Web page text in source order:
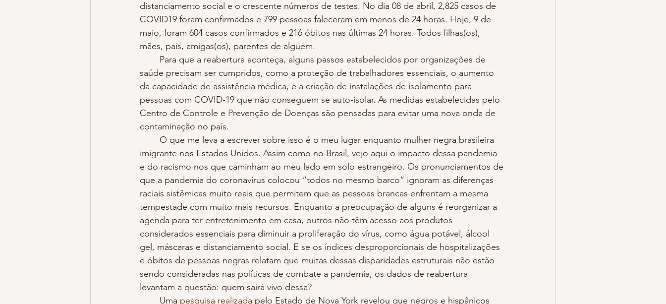
distanciamento social e o crescente números de testes. No dia 08 de abril, 2,825 casos de
COVID19 foram confirmados e 799 pessoas faleceram em menos de 24 horas. Hoje, 9 de
maio, foram 604 casos confirmados e 216 óbitos nas últimas 24 horas. Todos filhas(os),
mães, pais, amigas(os), parentes de alguém.
saúde precisam ser cumpridos, como a proteção de trabalhadores essenciais, o aumento
da capacidade de assistência médica, e a criação de instalações de isolamento para
pessoas com COVID-19 que não conseguem se auto-isolar. As medidas estabelecidas pelo
Centro de Controle e Prevenção de Doenças são pensadas para evitar uma nova onda de
contaminação no país.
imigrante nos Estados Unidos. Assim como no Brasil, vejo aqui o impacto dessa pandemia
e do racismo nos que caminham ao meu lado em solo estrangeiro. Os pronunciamentos de
que a pandemia do coronavírus colocou “todos no mesmo barco” ignoram as diferenças
raciais sistêmicas muito reais que permitem que as pessoas brancas enfrentam a mesma
tempestade com muito mais recursos. Enquanto a preocupação de alguns é reorganizar a
agenda para ter entretenimento em casa, outros não têm acesso aos produtos
considerados essenciais para diminuir a proliferação do vírus, como água potável, álcool
gel, máscaras e distanciamento social. E se os índices desproporcionais de hospitalizações
e óbitos de pessoas negras relatam que muitas dessas disparidades estruturais não estão
sendo consideradas nas políticas de combate a pandemia, os dados de reabertura
levantam a questão: quem sairá vivo dessa?
	Uma
pesquisa realizada pelo Estado de Nova York revelou que negros e hispânicos